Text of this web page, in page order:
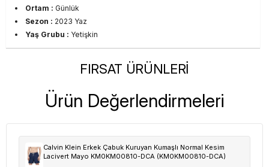
Ortam : Günlük
Sezon : 2023 Yaz
Yaş Grubu : Yetişkin
FIRSAT ÜRÜNLERİ
Ürün Değerlendirmeleri
Calvin Klein Erkek Çabuk Kuruyan Kumaşlı Normal Kesim
Lacivert Mayo KM0KM00810-DCA (KM0KM00810-DCA)